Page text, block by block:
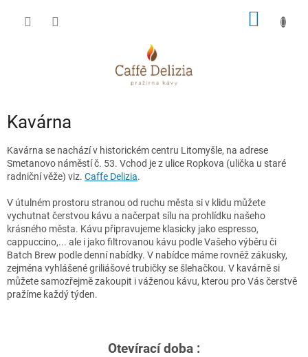
Kavárna
Kavárna se nachází v historickém centru Litomyšle, na adrese
Smetanovo náměstí č. 53. Vchod je z ulice Ropkova (ulička u staré
radniční věže) viz. Caffe Delizia.
V útulném prostoru stranou od ruchu města si v klidu můžete
vychutnat čerstvou kávu a načerpat sílu na prohlídku našeho
krásného města. Kávu připravujeme klasicky jako espresso,
cappuccino,... ale i jako filtrovanou kávu podle Vašeho výběru či
Batch Brew podle denní nabídky. V nabídce máme rovněž zákusky,
zejména vyhlášené griliášové trubičky se šlehačkou. V kavárně si
můžete samozřejmě zakoupit i váženou kávu, kterou pro Vás čerstvě
pražíme každý týden.
Otevírací doba :